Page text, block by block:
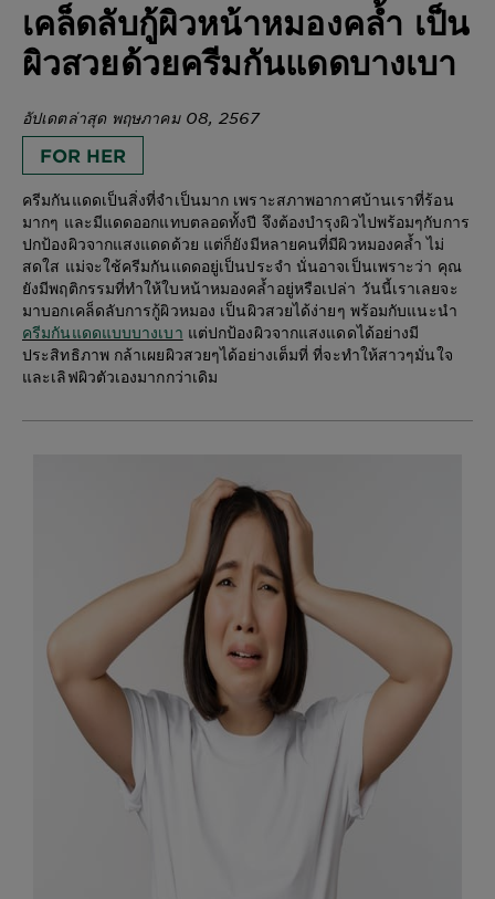
เคล็ดลับกู้ผิวหน้าหมองคล้ำ เป็น
ผิวสวยด้วยครีมกันแดดบางเบา
อัปเดตล่าสุด พฤษภาคม 08, 2567
FOR HER
ครีมกันแดดเป็นสิ่งที่จำเป็นมาก เพราะสภาพอากาศบ้านเราที่ร้อน
มากๆ และมีแดดออกแทบตลอดทั้งปี จึงต้องบำรุงผิวไปพร้อมๆกับการ
ปกป้องผิวจากแสงแดดด้วย แต่ก็ยังมีหลายคนที่มีผิวหมองคล้ำ ไม่
สดใส แม่จะใช้ครีมกันแดดอยู่เป็นประจำ นั่นอาจเป็นเพราะว่า คุณ
ยังมีพฤติกรรมที่ทำให้ใบหน้าหมองคล้ำอยู่หรือเปล่า วันนี้เราเลยจะ
มาบอกเคล็ดลับการกู้ผิวหมอง เป็นผิวสวยได้ง่ายๆ พร้อมกับแนะนำ
ครีมกันแดดแบบบางเบา แต่ปกป้องผิวจากแสงแดดได้อย่างมี
ประสิทธิภาพ กล้าเผยผิวสวยๆได้อย่างเต็มที่ ที่จะทำให้สาวๆมั่นใจ
และเลิฟผิวตัวเองมากกว่าเดิม